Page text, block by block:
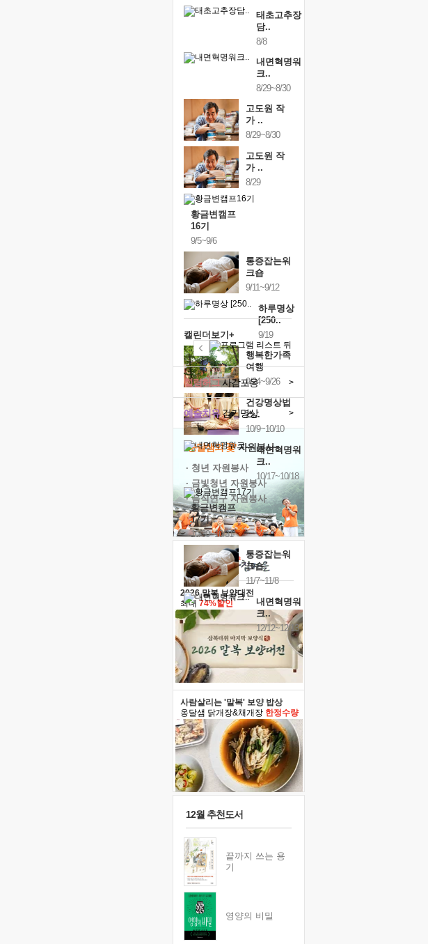
태초고추장
담..
8/8
내면혁명워
크..
8/29~8/30
고도원 작
가 ..
8/29~8/30
고도원 작
가 ..
8/29
황금변캠프
16기
9/5~9/6
통증잡는워
크숍
9/11~9/12
하루명상
[250..
9/19
행복한가족
여행
9/24~9/26
건강명상법
스..
10/9~10/10
내면혁명워
크..
10/17~10/18
황금변캠프
17기
10/30~10/31
통증잡는워
크숍
11/7~11/8
내면혁명워
크..
12/12~12/13
캘린더보기+
예술치유걷기명상 >
힐링허그사감포옹 >
'옹달샘의 꽃'자원봉사
· 청년 자원봉사
· 금빛청년 자원봉사
· 음식연구 자원봉사
2026 말복 보양대전
최대 74%할인
사람살리는 '말복' 보양 밥상
옹달샘 닭개장&채개장 한정수량
12월 추천도서
끝까지 쓰는 용
기
영양의 비밀